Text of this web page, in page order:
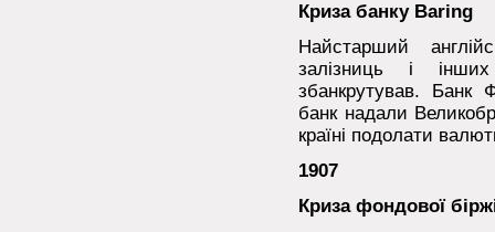
Криза банку Baring
Найстарший
залізниць і
збанкрутував. Банк
банк надали
країні подолати
1907
Криза фондової